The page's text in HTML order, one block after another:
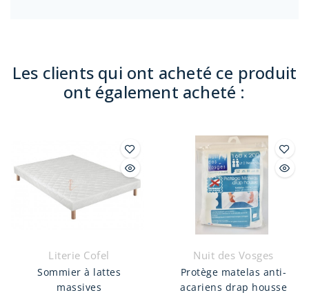
Les clients qui ont acheté ce produit
ont également acheté :
Literie Cofel
Sommier à lattes
massives
Nuit des Vosges
Protège matelas anti-
acariens drap housse